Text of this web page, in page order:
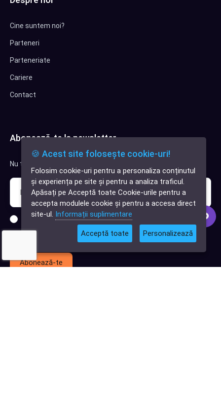
✕
Cauți o aplicație
software?
Cine suntem noi?
Parteneri
Parteneriate
Cariere
Contact
Abonează-te la newsletter
Nu trimitem spam, deci nu îți face griji.
Sunt interesat de clienți pentru compania mea IT
Sunt interesat de achiziții software
Abonează-te
🍪 Acest site folosește cookie-uri!
Folosim cookie-uri pentru a personaliza conținutul
și experiența pe site și pentru a analiza traficul.
Apăsați pe Acceptă toate Cookie-urile pentru a
accepta modulele cookie și pentru a accesa direct
site-ul. Informații suplimentare
Acceptă toate Personalizează